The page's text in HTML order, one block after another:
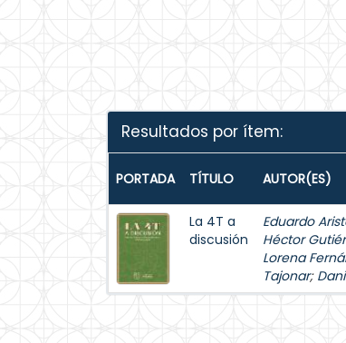
Resultados por ítem:
PORTADA TÍTULO AUTOR(ES)
La 4T a
discusión
Eduardo
Héctor
Lorena
Tajonar;